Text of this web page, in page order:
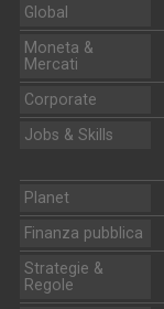
Global
Moneta &
Mercati
Corporate
Jobs & Skills
Planet
Finanza pubblica
Strategie &
Regole